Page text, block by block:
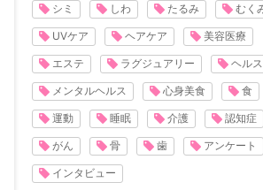
シミ しわ たるみ むく
UVケア ヘアケア 美容医療
エステ ラグジュアリー ヘル
メンタルヘルス 心身美食 食
運動 睡眠 介護 認知症
がん 骨 歯 アンケート
インタビュー